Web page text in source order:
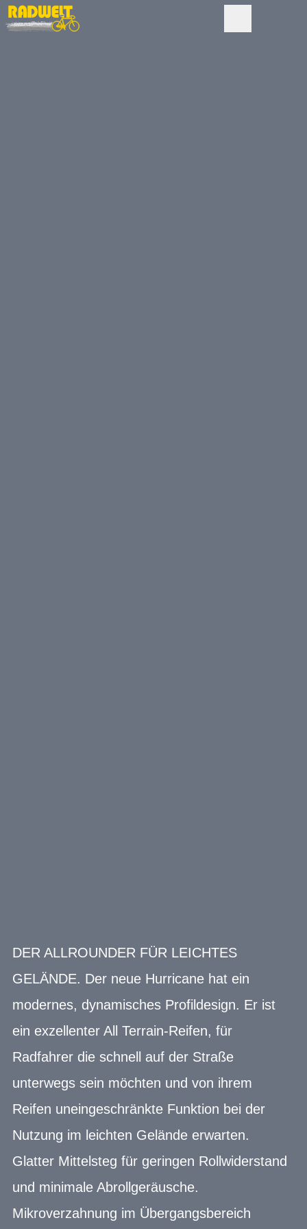
DER ALLROUNDER FÜR LEICHTES
GELÄNDE. Der neue Hurricane hat ein
modernes, dynamisches Profildesign. Er ist
ein exzellenter All Terrain-Reifen, für
Radfahrer die schnell auf der Straße
unterwegs sein möchten und von ihrem
Reifen uneingeschränkte Funktion bei der
Nutzung im leichten Gelände erwarten.
Glatter Mittelsteg für geringen Rollwiderstand
und minimale Abrollgeräusche.
Mikroverzahnung im Übergangsbereich